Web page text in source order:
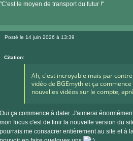
le moyen de transport du futur !"
Posté le 14 juin 2026 à 13:39
Citation:
Ah, c'est incroyable mais par
vidéo de BGEmyth et ça
nouvelles vidéos sur le compte,
ça commence à dater. J'aimerai
focus c'est de finir la nouvelle version du
me consacrer entièrement au site et à